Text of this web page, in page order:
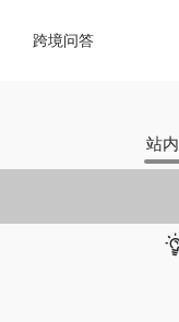
跨境问答
站内